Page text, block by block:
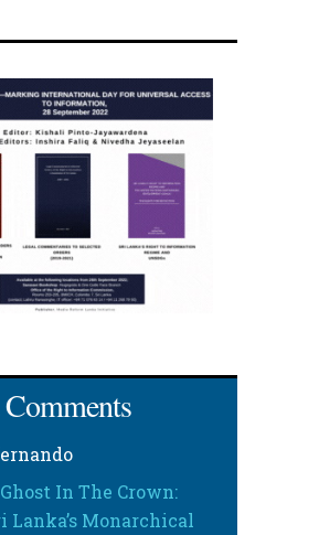
In The Crown:
Lanka’s Monarchical